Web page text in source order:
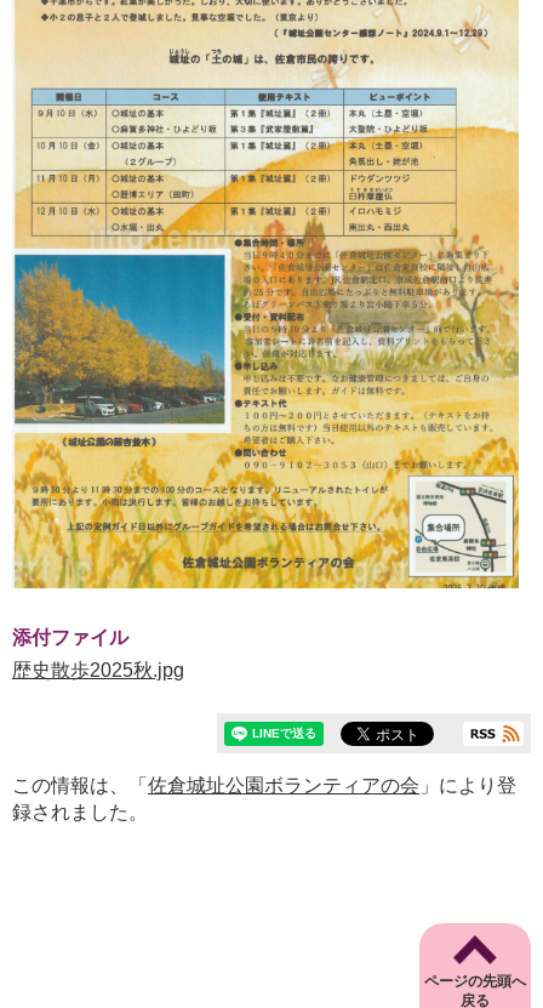
添付ファイル
歴史散歩2025秋.jpg
この情報は、「 佐倉城址公園ボランティアの会 」により登
録されました。
ページの先頭へ
戻る